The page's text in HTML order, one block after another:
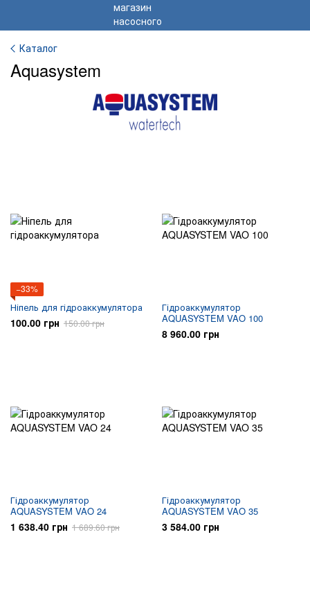
Каталог
Aquasystem
−33%
Ніпель для гідроаккумулятора
100.00 грн 150.00 грн
Гідроаккумулятор
AQUASYSTEM VAO 100
8 960.00 грн
Гідроаккумулятор
AQUASYSTEM VAO 24
1 638.40 грн 1 689.60 грн
Гідроаккумулятор
AQUASYSTEM VAO 35
3 584.00 грн